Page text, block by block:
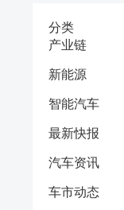
分类
产业链
新能源
智能汽车
最新快报
汽车资讯
车市动态